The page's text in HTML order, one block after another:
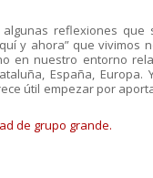
algunas reflexiones que
y ahora” que vivimos
en nuestro entorno
España, Europa.
útil empezar por
de grupo grande.